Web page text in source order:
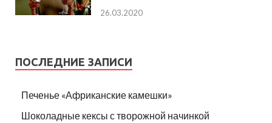
26.03.2020
ПОСЛЕДНИЕ ЗАПИСИ
Печенье «Африканские камешки»
Шоколадные кексы с творожной начинкой